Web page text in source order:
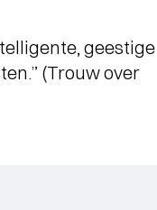
geestige
(Trouw over